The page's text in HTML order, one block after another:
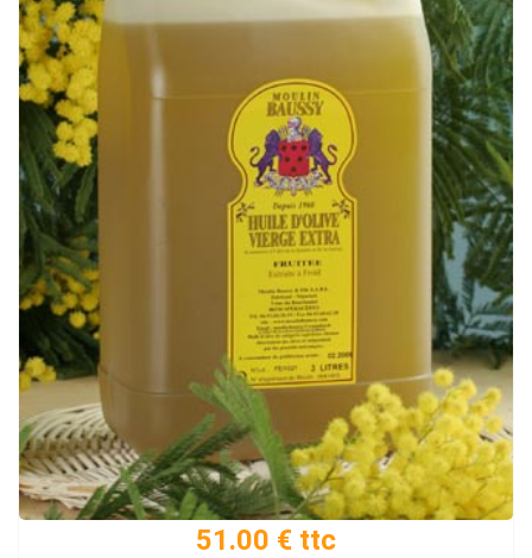
51.00 € ttc